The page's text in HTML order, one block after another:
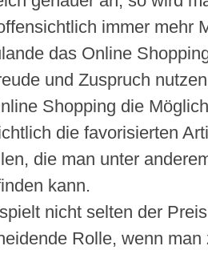
immer mehr
das Online
und Zuspruch
Shopping die
die favorisierten
die man unter
kann.
nicht selten der
Rolle, wenn man